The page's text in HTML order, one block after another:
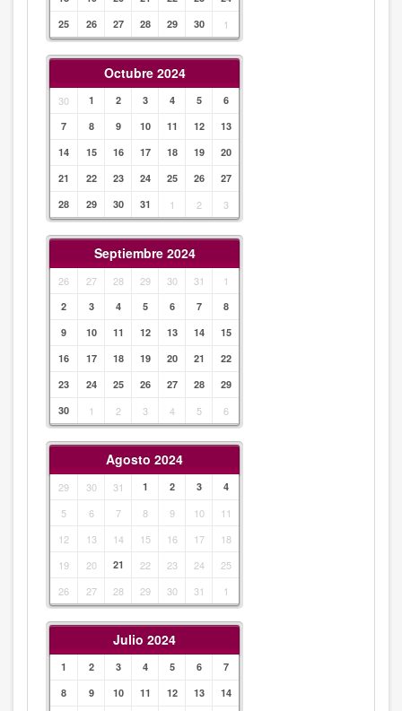
25
26 27 28 29 30 1
Octubre 2024
30 1 2 3 4 5
6
7
8 9 10 11 12
13
14
15 16 17 18 19
20
21
22 23 24 25 26
27
28
29 30 31 1 2 3
Septiembre 2024
26 27 28 29 30 31 1
2 3 4 5 6 7
8
9
10 11 12 13 14
15
16
17 18 19 20 21
22
23
24 25 26 27 28
29
30
1 2 3 4 5 6
Agosto 2024
29 30 31 1 2 3 4
5 6 7 8 9 10
11
12
13 14 15 16 17
18
19
20 21 22 23 24
25
26
27 28 29 30 31 1
Julio 2024
1 2 3 4 5 6
7
8
9 10 11 12 13
14